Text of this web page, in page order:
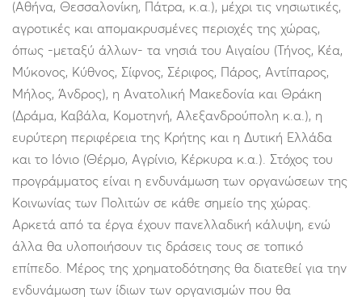
(Αθήνα, Θεσσαλονίκη, Πάτρα, κ.α.), μέχρι τις νησιωτικές,
αγροτικές και απομακρυσμένες περιοχές της χώρας,
όπως -μεταξύ άλλων- τα νησιά του Αιγαίου (Τήνος, Κέα,
Μύκονος, Κύθνος, Σίφνος, Σέριφος, Πάρος, Αντίπαρος,
Μήλος, Άνδρος), η Ανατολική Μακεδονία και Θράκη
(Δράμα, Καβάλα, Κομοτηνή, Αλεξανδρούπολη κ.α.), η
ευρύτερη περιφέρεια της Κρήτης και η Δυτική Ελλάδα
και το Ιόνιο (Θέρμο, Αγρίνιο, Κέρκυρα κ.α.). Στόχος του
προγράμματος είναι η ενδυνάμωση των οργανώσεων της
Κοινωνίας των Πολιτών σε κάθε σημείο της χώρας.
Αρκετά από τα έργα έχουν πανελλαδική κάλυψη, ενώ
άλλα θα υλοποιήσουν τις δράσεις τους σε τοπικό
επίπεδο. Μέρος της χρηματοδότησης θα διατεθεί για την
ενδυνάμωση των ίδιων των οργανισμών που θα